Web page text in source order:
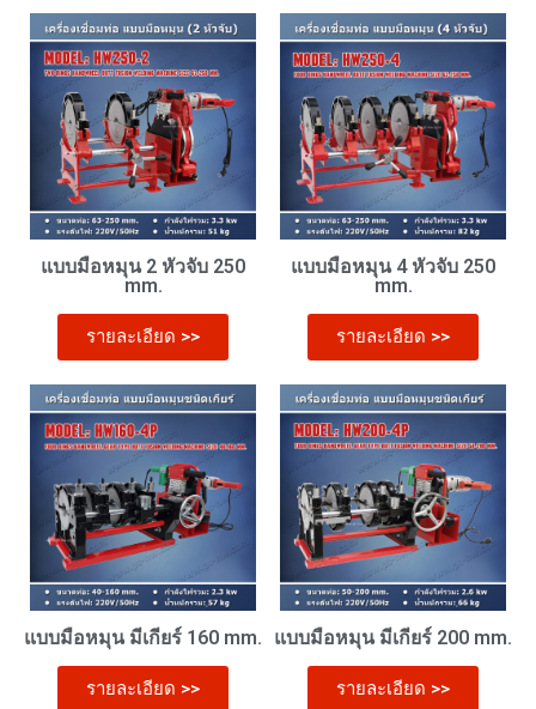
แบบมือหมุน 2 หัวจับ 250
mm.
รายละเอียด >>
แบบมือหมุน 4 หัวจับ 250
mm.
รายละเอียด >>
แบบมือหมุน มีเกียร์ 160 mm.
รายละเอียด >>
แบบมือหมุน มีเกียร์ 200 mm.
รายละเอียด >>